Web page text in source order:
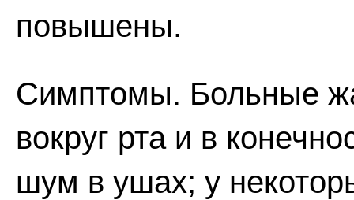
повышены.
Симптомы. Больные
вокруг рта и в
шум в ушах; у